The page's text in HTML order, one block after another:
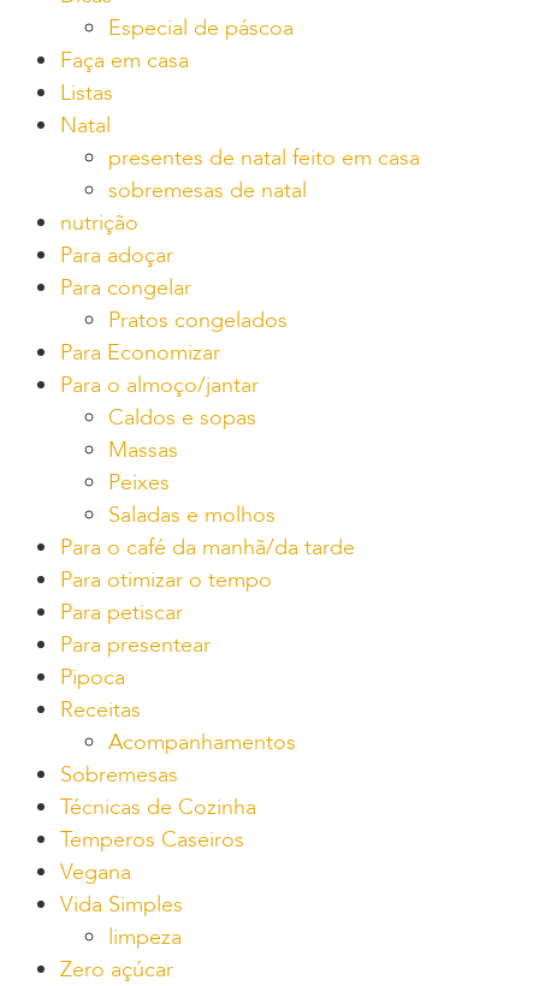
Especial de páscoa
Faça em casa
Listas
Natal
presentes de natal feito em casa
sobremesas de natal
nutrição
Para adoçar
Para congelar
Pratos congelados
Para Economizar
Para o almoço/jantar
Caldos e sopas
Massas
Peixes
Saladas e molhos
Para o café da manhã/da tarde
Para otimizar o tempo
Para petiscar
Para presentear
Pipoca
Receitas
Acompanhamentos
Sobremesas
Técnicas de Cozinha
Temperos Caseiros
Vegana
Vida Simples
limpeza
Zero açúcar